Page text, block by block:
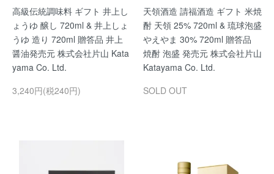
高級伝統調味料 ギフト 井上し
ょうゆ 醸し 720ml & 井上しょ
うゆ 造り 720ml 贈答品 井上
醤油発売元 株式会社片山 Kata
yama Co. Ltd.
3,240円(税240円)
天領酒造 請福酒造 ギフト 米焼
酎 天領 25% 720ml & 琉球泡盛
やえやま 30% 720ml 贈答品
焼酎 泡盛 発売元 株式会社片山
Katayama Co. Ltd.
SOLD OUT